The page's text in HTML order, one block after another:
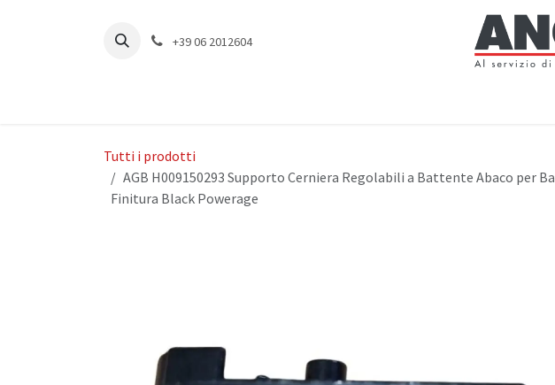
+39 06 2012604
Tutti i prodotti
AGB H009150293 Supporto Cerniera Regolabili a Battente Abaco per
Finitura Black Powerage